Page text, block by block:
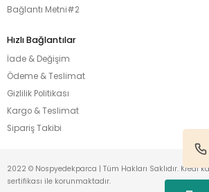
Bağlantı Metni#2
Hızlı Bağlantılar
İade & Değişim
Ödeme & Teslimat
Gizlilik Politikası
Kargo & Teslimat
Sipariş Takibi
2022 © Nospyedekparca | Tüm Hakları Saklıdır. Kredi
sertifikası ile korunmaktadır.